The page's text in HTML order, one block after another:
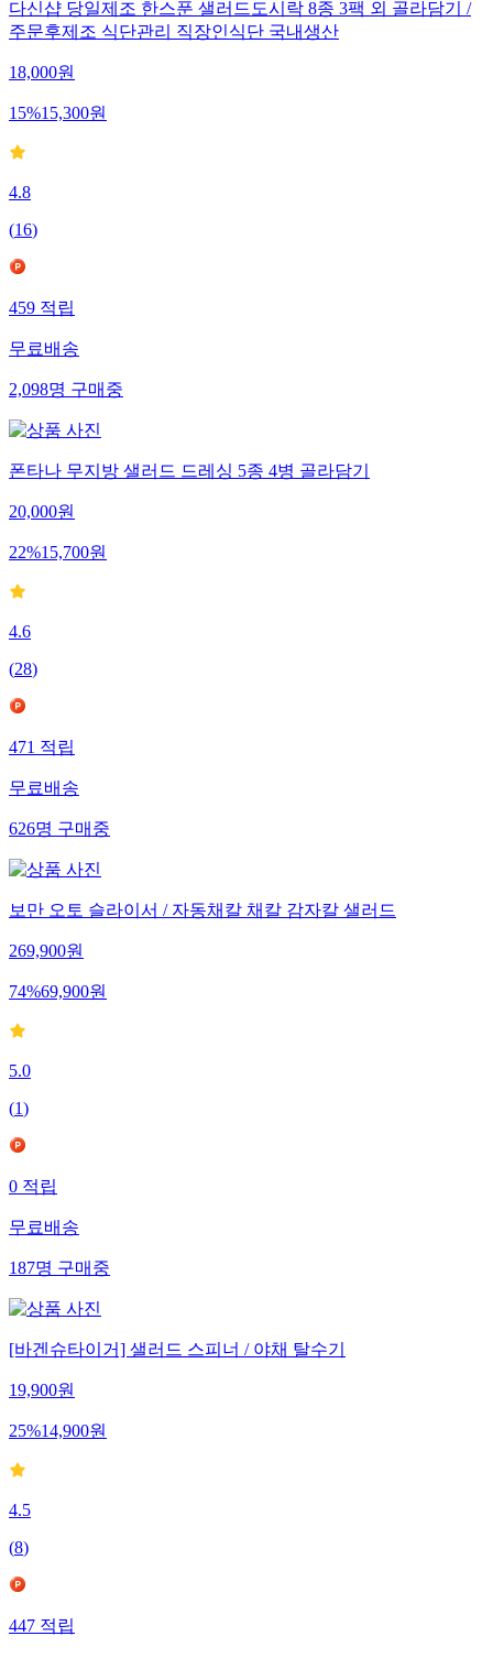
다신샵 당일제조 한스푼 샐러드도시락 8종 3팩 외 골라담기 /
주문후제조 식단관리 직장인식단 국내생산
18,000원
15%15,300원
4.8
(16)
459적립
무료배송
2,098명구매중
폰타나 무지방 샐러드 드레싱 5종 4병 골라담기
20,000원
22%15,700원
4.6
(28)
471적립
무료배송
626명구매중
보만 오토 슬라이서 / 자동채칼 채칼 감자칼 샐러드
269,900원
74%69,900원
5.0
(1)
0적립
무료배송
187명구매중
[바겐슈타이거] 샐러드 스피너 / 야채 탈수기
19,900원
25%14,900원
4.5
(8)
447적립